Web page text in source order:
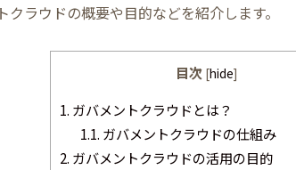
ラウドの概要や目的などを紹介します。
目次 [hide]
1. ガバメントクラウドとは？
1.1. ガバメントクラウドの仕組み
2. ガバメントクラウドの活用の目的